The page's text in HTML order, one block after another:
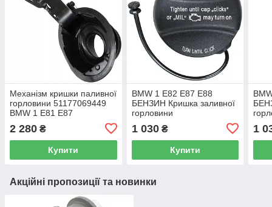
Механізм кришки паливної
горловини 51177069449
BMW 1 E81 E87
2 280 ₴
Купити
BMW 1 E82 E87 E88
БЕНЗИН Кришка заливної
горловини
1 030₴
Купити
1
Акційні пропозиції та новинки